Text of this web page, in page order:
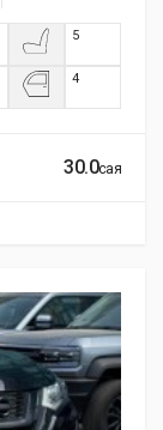
5
4
30.0сая